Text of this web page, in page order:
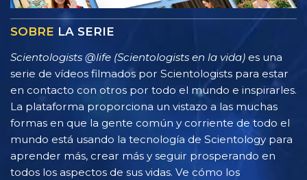
SOBRE LA SERIE
Scientologists @life (Scientologists en la vida) es una
serie de vídeos filmados por Scientologists para estar
en contacto con otros por todo el mundo e inspirarles.
La plataforma proporciona un vistazo a las muchas
formas en que la gente común y corriente de todo el
mundo está usando la tecnología de Scientology para
aprender más, crear más y seguir prosperando en
todos los aspectos de sus vidas. Ve cómo los